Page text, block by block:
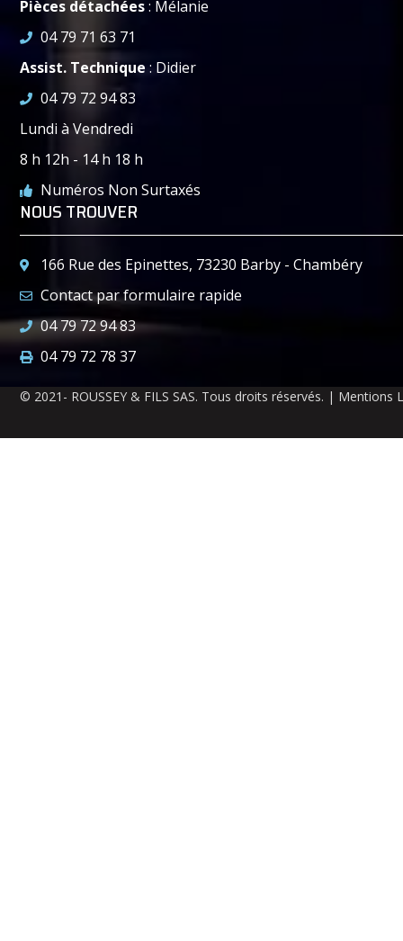
Pièces détachées: Mélanie
04 79 71 63 71
Assist. Technique : Didier
04 79 72 94 83
Lundi à Vendredi
8 h 12h - 14 h 18 h
Numéros Non Surtaxés
NOUS TROUVER
166 Rue des Epinettes, 73230 Barby - Chambéry
Contact par formulaire rapide
04 79 72 94 83
04 79 72 78 37
© 2021- ROUSSEY & FILS SAS. Tous droits réservés. | Mentions